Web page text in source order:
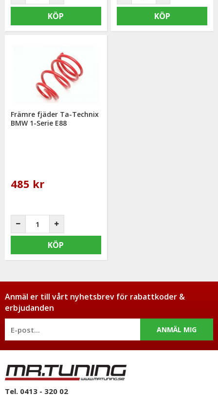
KÖP KÖP
Främre fjäder Ta-Technix
BMW 1-Serie E88
485 kr
KÖP
Anmäl er till vårt nyhetsbrev för rabattkoder &
erbjudanden
ANMÄL MIG
Tel. 0413 - 320 02